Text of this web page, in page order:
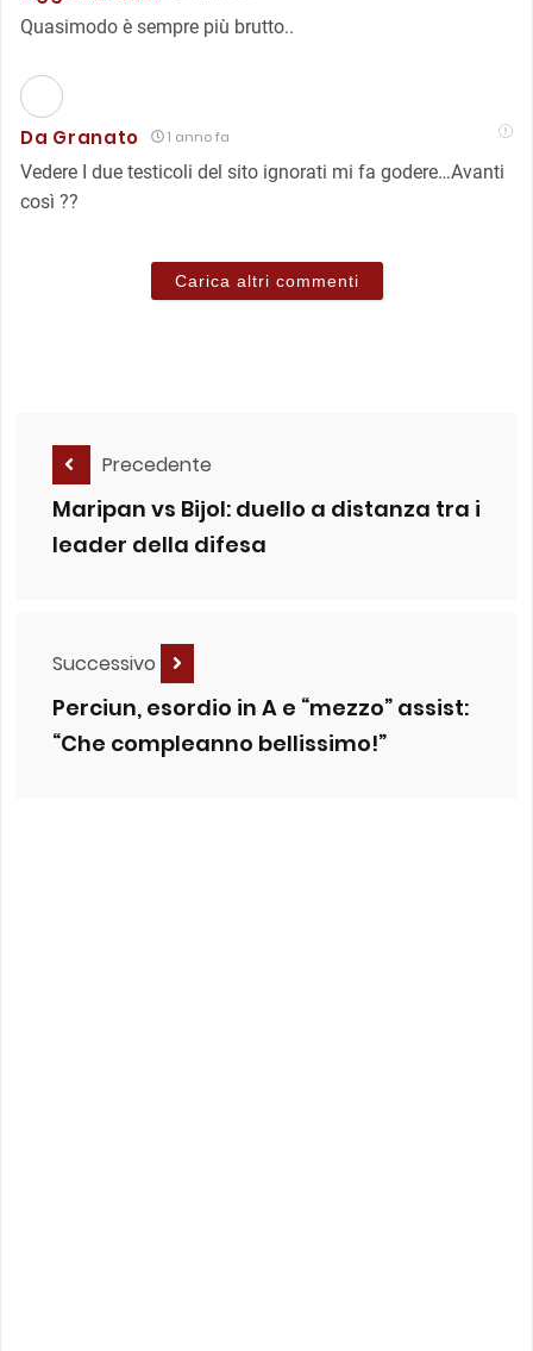
Quasimodo è sempre più brutto..
Da Granato 1 anno fa
Vedere I due testicoli del sito ignorati mi fa godere…Avanti
così ??
Carica altri commenti
Precedente
Maripan vs Bijol: duello a distanza tra i
leader della difesa
Successivo
Perciun, esordio in A e “mezzo” assist:
“Che compleanno bellissimo!”